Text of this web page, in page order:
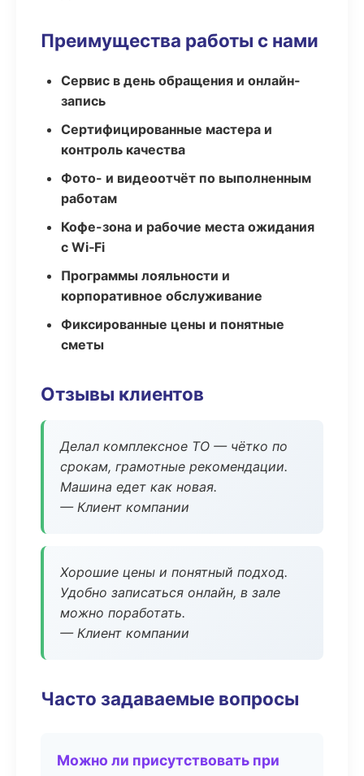
Преимущества работы с нами
Сервис в день обращения и онлайн-
запись
Сертифицированные мастера и
контроль качества
Фото- и видеоотчёт по выполненным
работам
Кофе-зона и рабочие места ожидания
с Wi‑Fi
Программы лояльности и
корпоративное обслуживание
Фиксированные цены и понятные
сметы
Отзывы клиентов
Делал комплексное ТО — чётко по
срокам, грамотные рекомендации.
Машина едет как новая.
— Клиент компании
Хорошие цены и понятный подход.
Удобно записаться онлайн, в зале
можно поработать.
— Клиент компании
Часто задаваемые вопросы
Можно ли присутствовать при